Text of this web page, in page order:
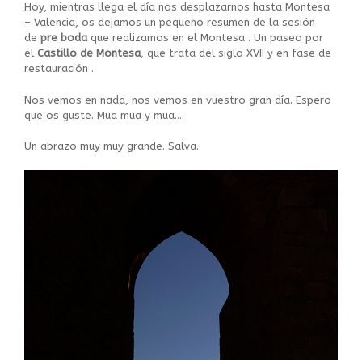
Hoy, mientras llega el día nos desplazarnos hasta Montesa
– Valencia, os dejamos un pequeño resumen de la sesión
de pre bodaque realizamos en el Montesa . Un paseo por
el Castillo de Montesa, que trata del siglo XVII y en fase de
restauración .
Nos vemos en nada, nos vemos en vuestro gran día. Espero
que os guste. Mua mua y mua….
Un abrazo muy muy grande. Salva.